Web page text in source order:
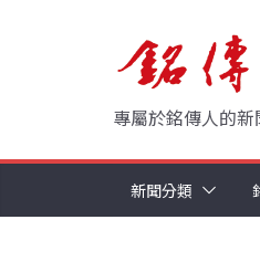
專屬於銘傳人的新
新聞分類